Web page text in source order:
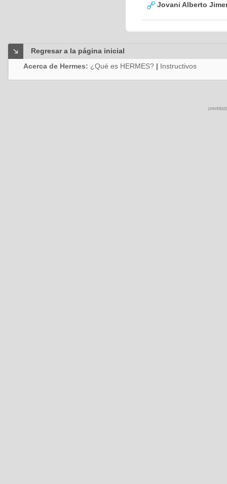
Jovani Alberto
Regresar a la página inicial
Acerca de Hermes: ¿Qué es HERMES? | Instructivos